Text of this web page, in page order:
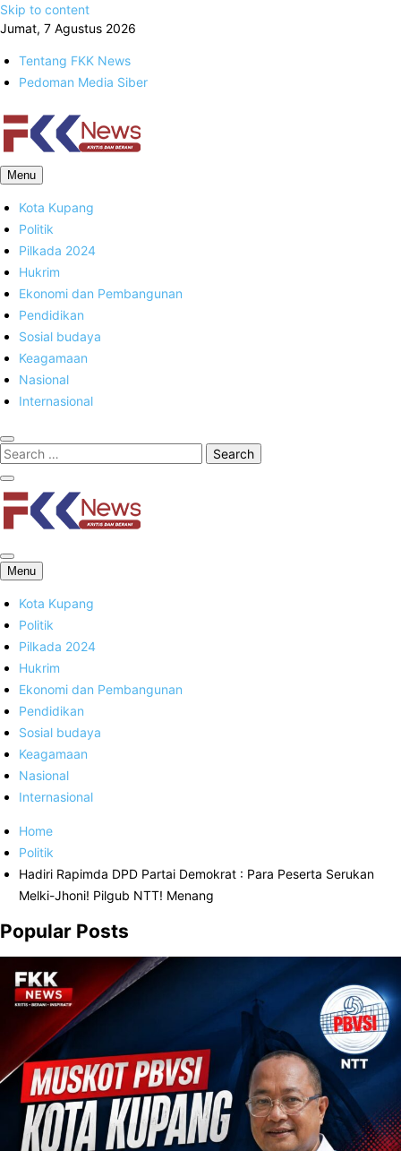
Skip to content
Jumat, 7 Agustus 2026
Tentang FKK News
Pedoman Media Siber
FKK News
Menu
Kota Kupang
Politik
Pilkada 2024
Hukrim
Ekonomi dan Pembangunan
Pendidikan
Sosial budaya
Keagamaan
Nasional
Internasional
FKK News
Menu
Kota Kupang
Politik
Pilkada 2024
Hukrim
Ekonomi dan Pembangunan
Pendidikan
Sosial budaya
Keagamaan
Nasional
Internasional
Home
Politik
Hadiri Rapimda DPD Partai Demokrat : Para Peserta Serukan
Melki-Jhoni! Pilgub NTT! Menang
Popular Posts